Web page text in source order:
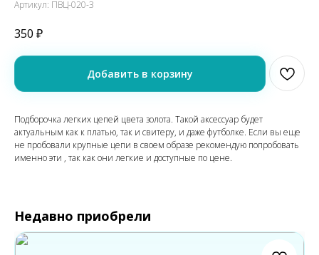
Артикул: ПВЦ-020-З
350 ₽
Добавить в корзину
Подборочка легких цепей цвета золота. Такой аксессуар будет
актуальным как к платью, так и свитеру, и даже футболке. Если вы еще
не пробовали крупные цепи в своем образе рекомендую попробовать
именно эти , так как они легкие и доступные по цене.
Недавно приобрели